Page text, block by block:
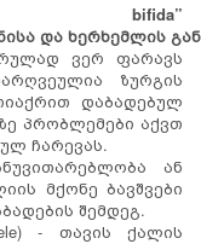
და ხერხემლის
ვერ ფარავს
ზურგის
დაბადებულ
პრობლემები აქვთ
ჩარევას.
ან
მქონე ბავშვები
შემდეგ.
- თავის ქალის